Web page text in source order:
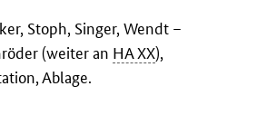
Stoph, Singer, Wendt –
(weiter an HA XX),
Ablage.